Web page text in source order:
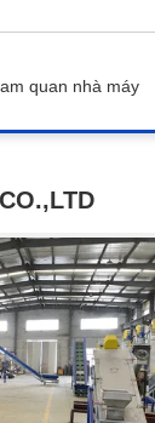
quan nhà máy